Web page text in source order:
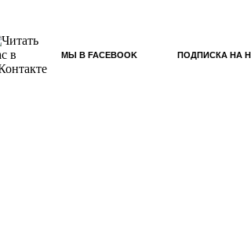
МЫ В FACEBOOK ПОДПИСКА НА